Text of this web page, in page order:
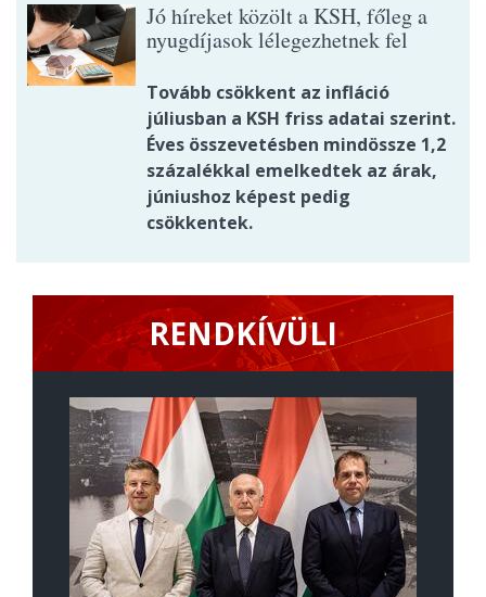
Jó híreket közölt a KSH, főleg a
nyugdíjasok lélegezhetnek fel
Tovább csökkent az infláció
júliusban a KSH friss adatai szerint.
Éves összevetésben mindössze 1,2
százalékkal emelkedtek az árak,
júniushoz képest pedig
csökkentek.
RENDKÍVÜLI